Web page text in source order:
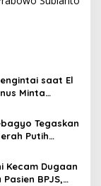
saat El
Minta
SeriusTegaskan
Putih
Kecam Dugaan
BPJS,